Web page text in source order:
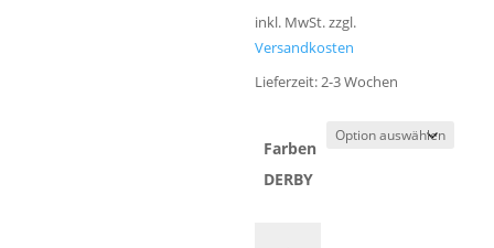
inkl. MwSt.zzgl.
Versandkosten
Lieferzeit:2-3 Wochen
Farben
DERBY